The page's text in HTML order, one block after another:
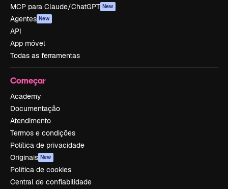
MCP para Claude/ChatGPT New
Agentes New
API
App móvel
Todas as ferramentas
Começar
Academy
Documentação
Atendimento
Termos e condições
Política de privacidade
Originais New
Política de cookies
Central de confiabilidade